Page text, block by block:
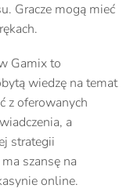
Gracze mogą mieć
Gamix to
wiedzę na temat
z oferowanych
a
strategii
szansę na
online.